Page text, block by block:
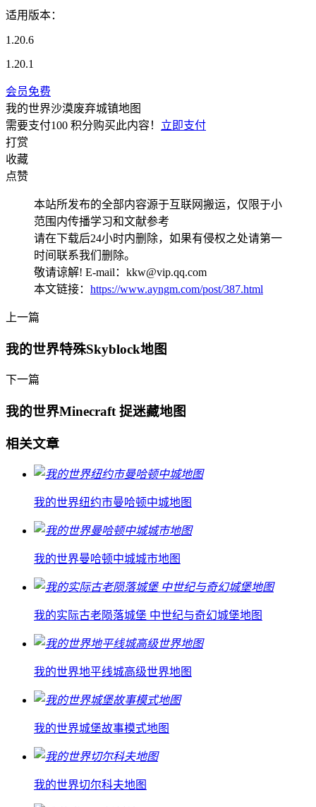
适用版本：
1.20.6
1.20.1
会员免费
我的世界沙漠废弃城镇地图
需要支付100 积分购买此内容！ 立即支付
打赏
收藏
点赞
本站所发布的全部内容源于互联网搬运，仅限于小
范围内传播学习和文献参考
请在下载后24小时内删除，如果有侵权之处请第一
时间联系我们删除。
敬请谅解! E-mail：kkw@vip.qq.com
本文链接： https://www.ayngm.com/post/387.html
上一篇
我的世界特殊Skyblock地图
下一篇
我的世界Minecraft 捉迷藏地图
相关文章
我的世界纽约市曼哈顿中城地图
我的世界曼哈顿中城城市地图
我的实际古老陨落城堡 中世纪与奇幻城堡地图
我的世界地平线城高级世界地图
我的世界城堡故事模式地图
我的世界切尔科夫地图